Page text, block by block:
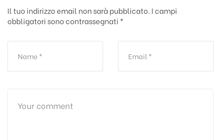
Il tuo indirizzo email non sarà pubblicato. I campi
obbligatori sono contrassegnati *